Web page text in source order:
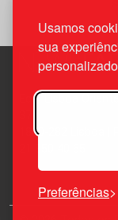
Usamos
sua
Preferências
Edif. Lisboa
1800-282 Lisboa |